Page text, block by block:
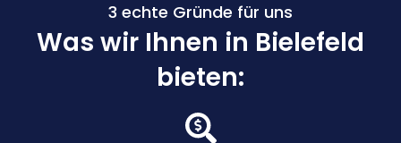
3 echte Gründe für uns
Was wir Ihnen in Bielefeld
bieten: